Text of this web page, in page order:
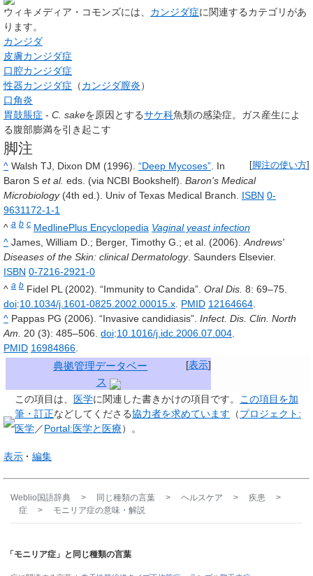
ウィキメディア・コモンズには、 カンジダ症に関連するカテゴリがあ
ります。
カンジダ
皮膚カンジダ症
口腔カンジダ症
性器カンジダ症 （カンジダ膣炎）
口角炎
胃鼓脹症 - C. sakeを原因とするサケ科魚類の感染症。ガス産生によ
る腹部膨満を引き起こす
脚注
脚注の使い方
^ Walsh TJ, Dixon DM (1996). “Deep Mycoses”. In
Baron S et al. eds. (via NCBI Bookshelf). Baron's Medical
Microbiology(4th ed.). Univ of Texas Medical Branch. ISBN 0-
9631172-1-1
^ a b c MedlinePlus Encyclopedia Vaginal yeast infection
^ James, William D.; Berger, Timothy G.; et al. (2006). Andrews'
Diseases of the Skin: clinical Dermatology. Saunders Elsevier.
ISBN 0-7216-2921-0
^ a b Fidel PL (2002). “Immunity to Candida”. Oral Dis. 8: 69–75.
doi:10.1034/j.1601-0825.2002.00015.x PMID 12164664
^ Pappas PG (2006). “Invasive candidiasis”. Infect. Dis. Clin. North
Am.
20 (3): 485–506. doi:10.1016/j.idc.2006.07.004
PMID 16984866
[表示]
典拠管理データベー
ス
この項目は、 医学に関連した書きかけの項目です。
この項目を加
筆・訂正などしてくださる協力者を求めています （プロジェクト:
医学／Portal:医学と医療）。
表示 編集
Weblio国語辞典 > 同じ種類の言葉 > ヘルスケア > 疾患
>
症
> モニリア症の意味・解説
「モニリア症」と同じ種類の言葉